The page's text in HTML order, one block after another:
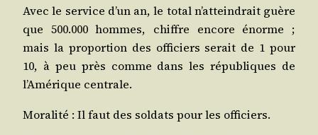
Avec le ser­vice d’un an, le total n’atteindrait guère
que 500.000 hommes, chiffre encore énorme ;
mais la pro­por­tion des offi­ciers serait de 1 pour
10, à peu près comme dans les répu­bliques de
l’Amérique centrale.
Mora­li­té : Il faut des sol­dats pour les officiers.